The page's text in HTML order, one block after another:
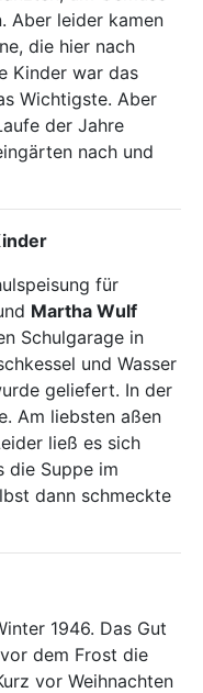
Aber leider kamen
die hier nach
Kinder war das
Wichtigste. Aber
der Jahre
nach und
für
Martha Wulf
Schulgarage in
und Wasser
geliefert. In der
Am liebsten aßen
ließ es sich
die Suppe im
dann schmeckte
1946. Das Gut
dem Frost die
vor Weihnachten